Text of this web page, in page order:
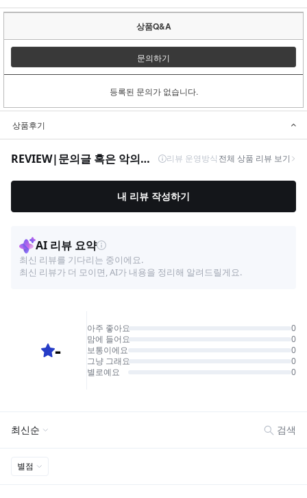
상품Q&A
문의하기
등록된 문의가 없습니다.
상품후기